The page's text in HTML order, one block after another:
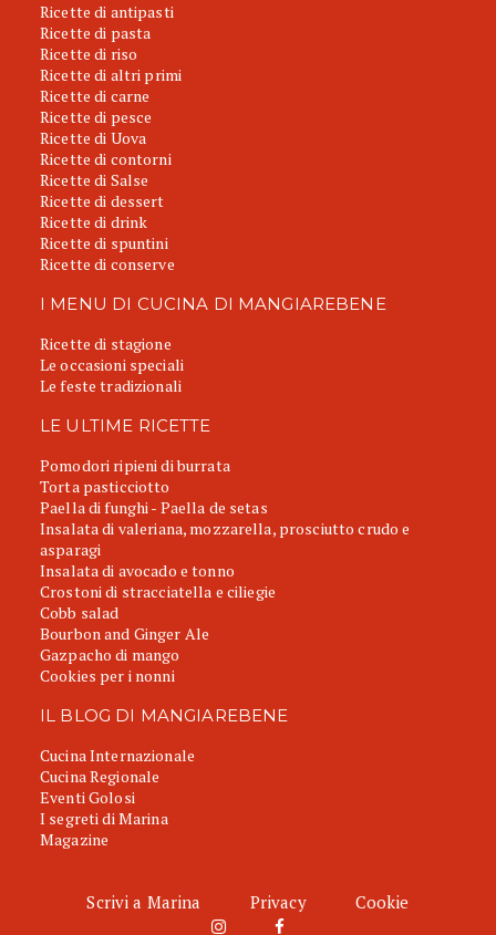
Ricette di antipasti
Ricette di pasta
Ricette di riso
Ricette di altri primi
Ricette di carne
Ricette di pesce
Ricette di Uova
Ricette di contorni
Ricette di Salse
Ricette di dessert
Ricette di drink
Ricette di spuntini
Ricette di conserve
I MENU DI CUCINA DI MANGIAREBENE
Ricette di stagione
Le occasioni speciali
Le feste tradizionali
LE ULTIME RICETTE
Pomodori ripieni di burrata
Torta pasticciotto
Paella di funghi - Paella de setas
Insalata di valeriana, mozzarella, prosciutto crudo e
asparagi
Insalata di avocado e tonno
Crostoni di stracciatella e ciliegie
Cobb salad
Bourbon and Ginger Ale
Gazpacho di mango
Cookies per i nonni
IL BLOG DI MANGIAREBENE
Cucina Internazionale
Cucina Regionale
Eventi Golosi
I segreti di Marina
Magazine
Scrivi a Marina Privacy Cookie